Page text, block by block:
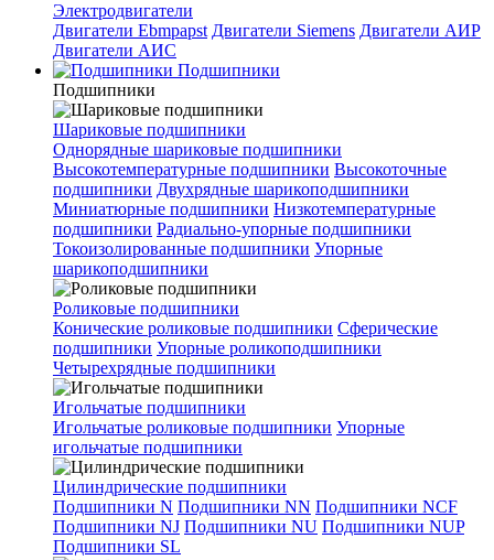
Электродвигатели
Двигатели Ebmpapst Двигатели Siemens Двигатели АИР
Двигатели АИС
Подшипники
Подшипники
Шариковые подшипники
Однорядные шариковые подшипники
Высокотемпературные подшипники Высокоточные
подшипники Двухрядные шарикоподшипники
Миниатюрные подшипники Низкотемпературные
подшипники Радиально-упорные подшипники
Токоизолированные подшипники Упорные
шарикоподшипники
Роликовые подшипники
Конические роликовые подшипники Сферические
подшипники Упорные роликоподшипники
Четырехрядные подшипники
Игольчатые подшипники
Игольчатые роликовые подшипники Упорные
игольчатые подшипники
Цилиндрические подшипники
Подшипники N Подшипники NN Подшипники NCF
Подшипники NJ Подшипники NU Подшипники NUP
Подшипники SL